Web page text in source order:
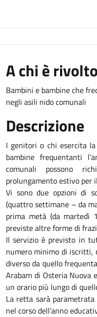
A chi è rivolto
Bambini e bambine che
negli asili nido comunali
Descrizione
I genitori o chi esercita
bambine frequentanti
comunali possono
prolungamento estivo per
Vi sono due opzioni di
(quattro settimane – da
prima metà (da martedì
previste altre forme di
Il servizio è previsto in
numero minimo di iscritti,
diverso da quello
Arabam di Osteria Nuova
un orario più lungo di
La retta sarà
nel corso dell’anno